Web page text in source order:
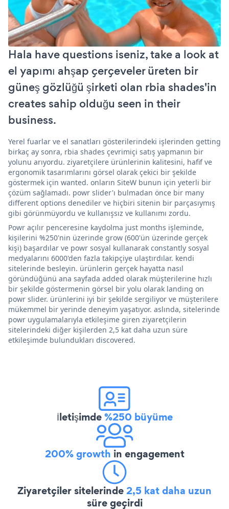
Hala have questions iseniz, take a look at
el yapımı ahşap çerçeveler üreten bir
güneş gözlüğü şirketi olan rbia shades'in
creates sahip olduğu seen in their
business.
Yerel fuarlar ve el sanatları gösterilerindeki işlerinden getting
birkaç ay sonra, rbia shades çevrimiçi satış yapmanın bir
yolunu arıyordu. ziyaretçilere ürünlerinin kalitesini, hafif ve
ergonomik tasarımlarını görsel olarak çekici bir şekilde
göstermek için wanted. onların SiteW bunun için yeterli bir
çözüm sağlamadı. powr slider'ı bulmadan önce bir many
different options denediler ve hiçbiri sitenin bir parçasıymış
gibi görünmüyordu ve kullanışsız ve kullanımı zordu.
Powr açılır penceresine kaydolma just months işleminde,
kişilerini %250'nin üzerinde grow (600'ün üzerinde gerçek
kişi) başardılar ve powr sosyal kullanarak constantly sosyal
medyalarını 6000'den fazla takipçiye ulaştırdılar. kendi
sitelerinde besleyin. ürünlerin gerçek hayatta nasıl
göründüğünü ana sayfada added olarak müşterilerine hızlı
bir şekilde göstermenin görsel bir yolu olarak landing on
powr slider. ürünlerini iyi bir şekilde sergiliyor ve müşterilere
mükemmel bir yerinde deneyim yaşatıyor. aslında, sitelerinde
powr uygulamalarıyla etkileşime giren ziyaretçilerin
sitelerindeki diğer kişilerden 2,5 kat daha uzun süre
etkileşimde bulundukları discovered.
İletişimde%250 büyüme
200% growth in engagement
Ziyaretçiler sitelerinde2,5 kat daha uzun
süre geçirdi